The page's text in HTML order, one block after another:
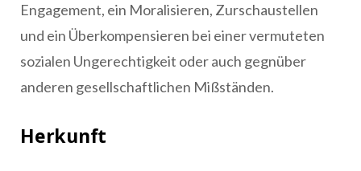
Engagement, ein Moralisieren, Zurschaustellen
und ein Überkompensieren bei einer vermuteten
sozialen Ungerechtigkeit oder auch gegnüber
anderen gesellschaftlichen Mißständen.
Herkunft